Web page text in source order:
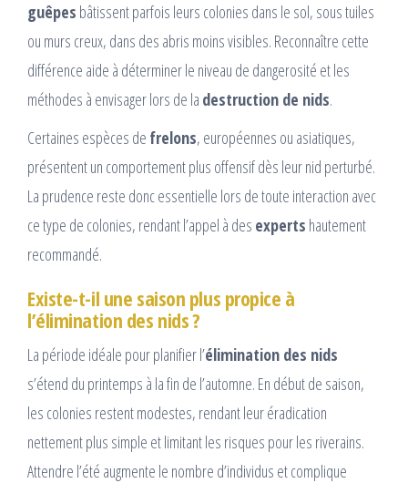
guêpes bâtissent parfois leurs colonies dans le sol, sous tuiles
ou murs creux, dans des abris moins visibles. Reconnaître cette
différence aide à déterminer le niveau de dangerosité et les
méthodes à envisager lors de la destruction de nids.
Certaines espèces de frelons, européennes ou asiatiques,
présentent un comportement plus offensif dès leur nid perturbé.
La prudence reste donc essentielle lors de toute interaction avec
ce type de colonies, rendant l’appel à des experts hautement
recommandé.
Existe-t-il une saison plus propice à
l’élimination des nids ?
La période idéale pour planifier l’élimination des nids
s’étend du printemps à la fin de l’automne. En début de saison,
les colonies restent modestes, rendant leur éradication
nettement plus simple et limitant les risques pour les riverains.
Attendre l’été augmente le nombre d’individus et complique